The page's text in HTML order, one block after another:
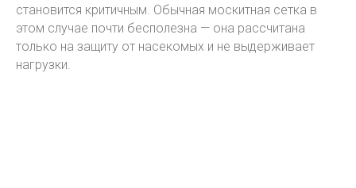
становится критичным. Обычная москитная сетка в
этом случае почти бесполезна — она рассчитана
только на защиту от насекомых и не выдерживает
нагрузки.